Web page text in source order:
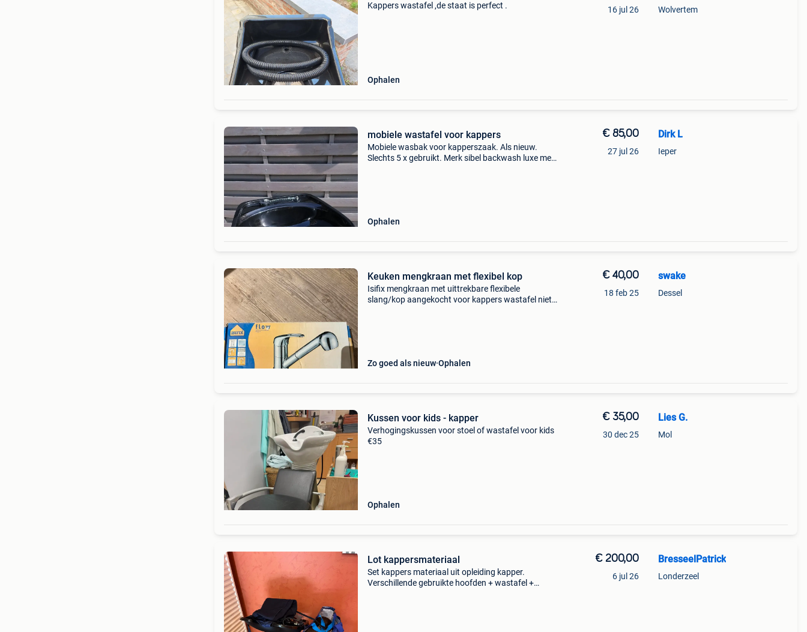
Kappers wastafel ,de staat is perfect .
Ophalen
16 jul 26 Wolvertem
mobiele wastafel voor kappers
Mobiele wasbak voor kapperszaak. Als nieuw.
Slechts 5 x gebruikt. Merk sibel backwash luxe met
Ophalen
€ 85,00
27 jul 26
Dirk L
Ieper
Keuken mengkraan met flexibel kop
Isifix mengkraan met uittrekbare flexibele
slang/kop aangekocht voor kappers wastafel niet
Zo goed als nieuw Ophalen
€ 40,00
18 feb 25
swake
Dessel
Kussen voor kids - kapper
Verhogingskussen voor stoel of wastafel voor kids
€35
Ophalen
€ 35,00
30 dec 25
Lies G.
Mol
Lot kappersmateriaal
Set kappers materiaal uit opleiding kapper.
Verschillende gebruikte hoofden + wastafel +
€ 200,00
6 jul 26
BresseelPatrick
Londerzeel